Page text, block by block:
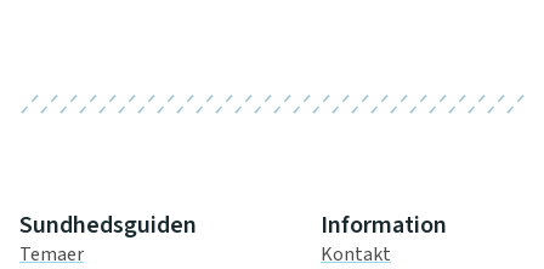
Sundhedsguiden
Temaer
Information
Kontakt